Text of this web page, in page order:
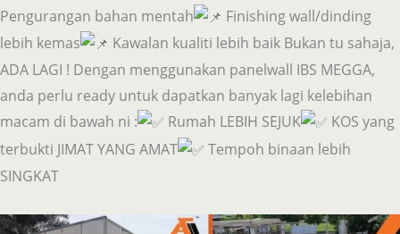
Pengurangan bahan mentah
Finishing wall/dinding
lebih kemas
Kawalan kualiti lebih baik Bukan tu sahaja,
ADA LAGI ! Dengan menggunakan panelwall IBS MEGGA,
anda perlu ready untuk dapatkan banyak lagi kelebihan
macam di bawah ni :
Rumah LEBIH SEJUK
KOS yang
terbukti JIMAT YANG AMAT
Tempoh binaan lebih
SINGKAT